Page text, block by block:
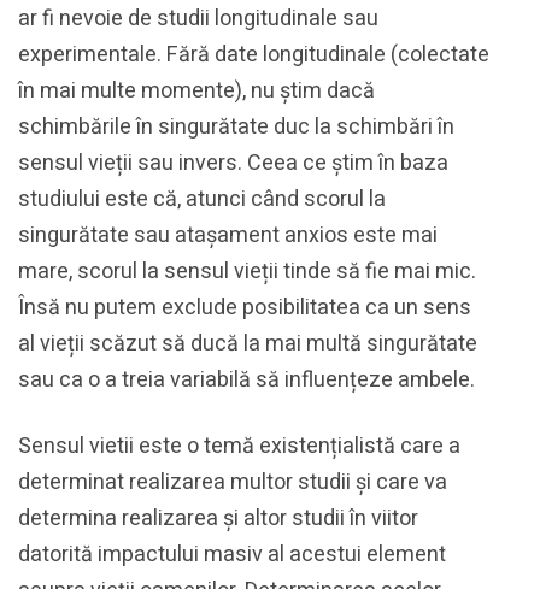
ar fi nevoie de studii longitudinale sau
experimentale. Fără date longitudinale (colectate
în mai multe momente), nu știm dacă
schimbările în singurătate duc la schimbări în
sensul vieții sau invers. Ceea ce ştim în baza
studiului este că, atunci când scorul la
singurătate sau atașament anxios este mai
mare, scorul la sensul vieții tinde să fie mai mic.
Însă nu putem exclude posibilitatea ca un sens
al vieții scăzut să ducă la mai multă singurătate
sau ca o a treia variabilă să influențeze ambele.
Sensul vietii este o temă existențialistă care a
determinat realizarea multor studii și care va
determina realizarea și altor studii în viitor
datorită impactului masiv al acestui element